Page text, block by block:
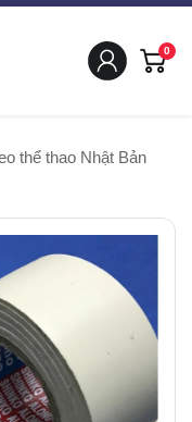
0
thể thao Nhật Bản